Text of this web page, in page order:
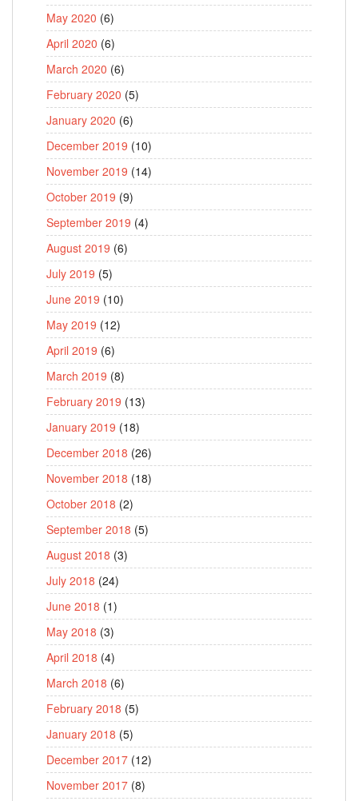
May 2020 (6)
April 2020 (6)
March 2020 (6)
February 2020 (5)
January 2020 (6)
December 2019 (10)
November 2019 (14)
October 2019 (9)
September 2019 (4)
August 2019 (6)
July 2019 (5)
June 2019 (10)
May 2019 (12)
April 2019 (6)
March 2019 (8)
February 2019 (13)
January 2019 (18)
December 2018 (26)
November 2018 (18)
October 2018 (2)
September 2018 (5)
August 2018 (3)
July 2018 (24)
June 2018 (1)
May 2018 (3)
April 2018 (4)
March 2018 (6)
February 2018 (5)
January 2018 (5)
December 2017 (12)
November 2017 (8)